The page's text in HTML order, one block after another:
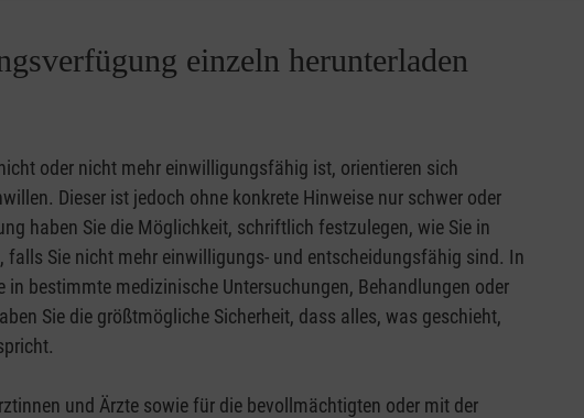
einzeln herunterladen
oder nicht mehr einwilligungsfähig ist, orientieren sich
Dieser ist jedoch ohne konkrete Hinweise nur schwer oder
haben Sie die Möglichkeit, schriftlich festzulegen, wie Sie in
Sie nicht mehr einwilligungs- und entscheidungsfähig sind. In
bestimmte medizinische Untersuchungen, Behandlungen oder
Sie die größtmögliche Sicherheit, dass alles, was geschieht,
und Ärzte sowie für die bevollmächtigten oder mit der